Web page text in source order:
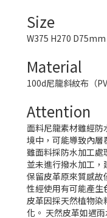
Size
W375 H270
Material
100d尼龍斜紋布（
Attention
面料尼龍素材雖經
境中，可能導致內層
雖面料採防水加工
並未進行撥水加工
保留皮革原來質感
性經使用有可能產生
皮革因採天然植物
化。 天然皮革如遇